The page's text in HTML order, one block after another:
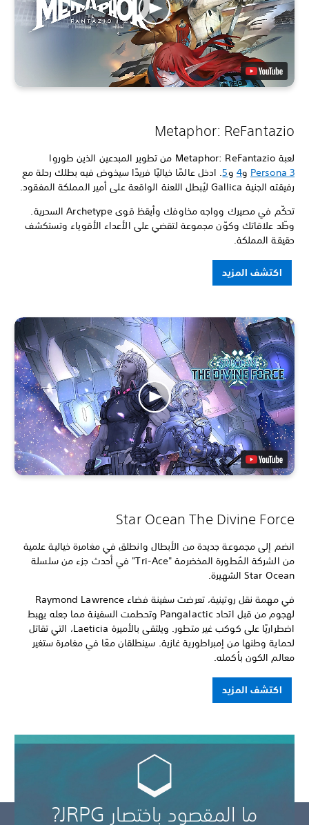
Metaphor: ReFantazio
لعبة Metaphor: ReFantazio من تطوير المبدعين الذين طوروا
Persona 3 و4 و5. ادخل عالمًا خياليًا فريدًا سيخوض فيه بطلك رحلة مع
رفيقته الجنية Gallica ليُبطل اللعنة الواقعة على أمير المملكة المفقود.
تحكّم في مصيرك وواجه مخاوفك وأيقظ قوى Archetype السحرية.
وطّد علاقاتك وكوّن مجموعة لتقضي على الأعداء الأقوياء وتستكشف
حقيقة المملكة.
اكتشف المزيد
Star Ocean The Divine Force
انضم إلى مجموعة جديدة من الأبطال وانطلق في مغامرة خيالية علمية
من الشركة المُطورة المخضرمة "Tri-Ace" في أحدث جزء من سلسلة
Star Ocean الشهيرة.
في مهمة نقل روتينية، تعرضت سفينة فضاء Raymond Lawrence
لهجوم من قبل اتحاد Pangalactic وتحطمت السفينة مما جعله يهبط
اضطراريًا على كوكب غير متطور. ويلتقى بالأميرة Laeticia، التي تقاتل
لحماية وطنها من إمبراطورية غازية. سينطلقان معًا في مغامرة ستغير
معالم الكون بأكمله.
اكتشف المزيد
ما المقصود باختصار JRPG?